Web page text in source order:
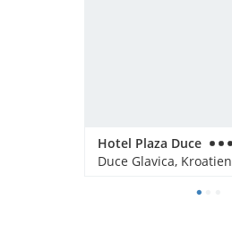
Hotel Plaza Duce
Duce Glavica, Kroatien